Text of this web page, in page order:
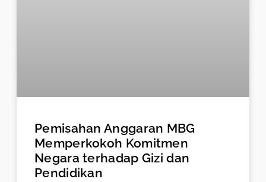
Pemisahan Anggaran MBG
Memperkokoh Komitmen
Negara terhadap Gizi dan
Pendidikan